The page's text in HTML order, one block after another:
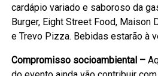
cardápio variado e saboroso da
Burger, Eight Street Food, Maison
e Trevo Pizza. Bebidas estarão à
Compromisso socioambiental –